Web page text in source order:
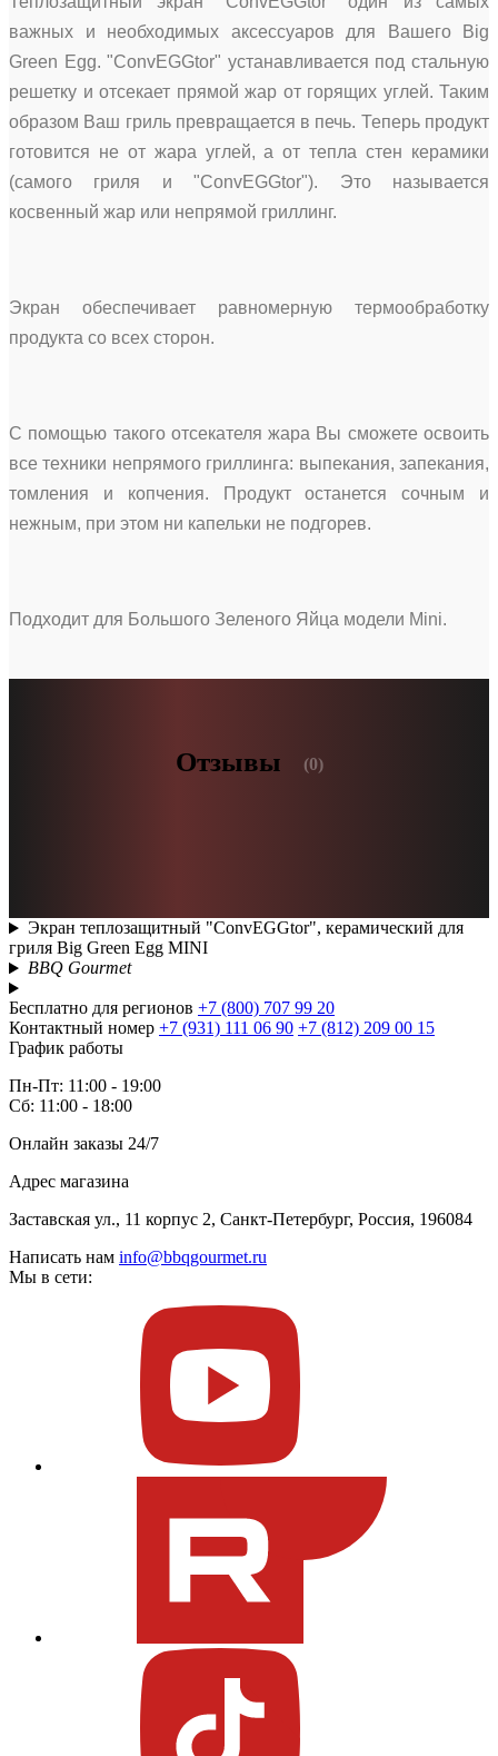
важных и необходимых аксессуаров для Вашего Big
Green Egg. "ConvEGGtor" устанавливается под стальную
решетку и отсекает прямой жар от горящих углей. Таким
образом Ваш гриль превращается в печь. Теперь продукт
готовится не от жара углей, а от тепла стен керамики
(самого гриля и "ConvEGGtor"). Это называется
косвенный жар или непрямой гриллинг.
Экран обеспечивает равномерную термообработку
продукта со всех сторон.
С помощью такого отсекателя жара Вы сможете освоить
все техники непрямого гриллинга: выпекания, запекания,
томления и копчения. Продукт останется сочным и
нежным, при этом ни капельки не подгорев.
Подходит для Большого Зеленого Яйца модели Mini.
Отзывы (0)
Экран теплозащитный "ConvEGGtor", керамический для
гриля Big Green Egg MINI
BBQ Gourmet
Бесплатно для регионов +7 (800) 707 99 20
Контактный номер +7 (931) 111 06 90 +7 (812) 209 00 15
График работы
Пн-Пт: 11:00 - 19:00
Сб: 11:00 - 18:00
Онлайн заказы 24/7
Адрес магазина
Заставская ул., 11 корпус 2, Санкт-Петербург, Россия, 196084
Написать нам info@bbqgourmet.ru
Мы в сети: